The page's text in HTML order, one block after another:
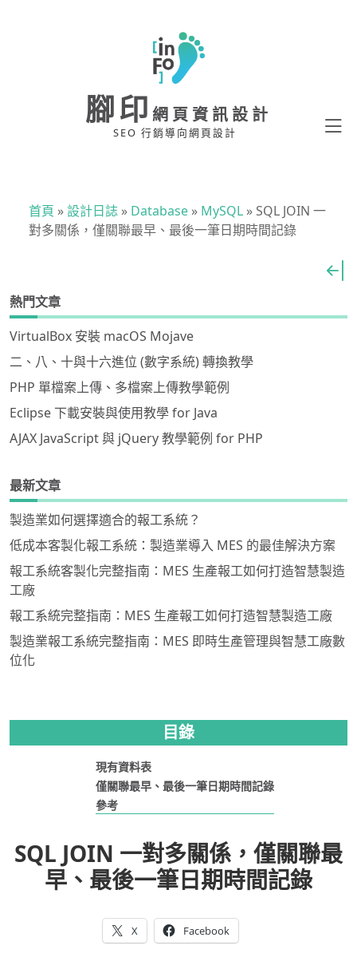
腳印 網頁資訊設計
SEO 行銷導向網頁設計
首頁 »設計日誌 » Database » MySQL »SQL JOIN 一
對多關係，僅關聯最早、最後一筆日期時間記錄
熱門文章
VirtualBox 安裝 macOS Mojave
二、八、十與十六進位 (數字系統) 轉換教學
PHP 單檔案上傳、多檔案上傳教學範例
Eclipse 下載安裝與使用教學 for Java
AJAX JavaScript 與 jQuery 教學範例 for PHP
最新文章
製造業如何選擇適合的報工系統？
低成本客製化報工系統：製造業導入 MES 的最佳解決方案
報工系統客製化完整指南：MES 生產報工如何打造智慧製造
工廠
報工系統完整指南：MES 生產報工如何打造智慧製造工廠
製造業報工系統完整指南：MES 即時生產管理與智慧工廠數
位化
SQL JOIN 一對多關係，僅關聯最
早、最後一筆日期時間記錄
X Facebook
目錄
現有資料表
僅關聯最早、最後一筆日期時間記錄
參考